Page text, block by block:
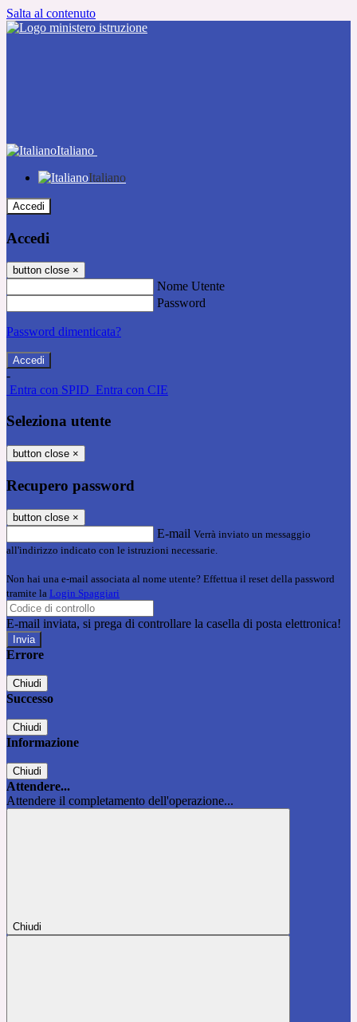
Salta al contenuto
Italiano
Italiano
Accedi
Accedi
button close ×
Nome Utente
Password
Password dimenticata?
-
Entra con SPID Entra con CIE
Seleziona utente
button close ×
Recupero password
button close ×
E-mail Verrà inviato un messaggio
all'indirizzo indicato con le istruzioni necessarie.
Non hai una e-mail associata al nome utente? Effettua il reset della password
tramite la Login Spaggiari
E-mail inviata, si prega di controllare la casella di posta elettronica!
Errore
Chiudi
Successo
Chiudi
Informazione
Chiudi
Attendere...
Attendere il completamento dell'operazione...
Chiudi